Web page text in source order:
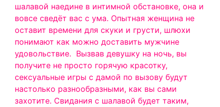
шалавой наедине в интимной обстановке, она и
вовсе сведёт вас с ума. Опытная женщина не
оставит времени для скуки и грусти, шлюхи
понимают как можно доставить мужчине
удовольствие. Вызвав девушку на ночь, вы
получите не просто горячую красотку,
сексуальные игры с дамой по вызову будут
настолько разнообразными, как вы сами
захотите. Свидания с шалавой будет таким,